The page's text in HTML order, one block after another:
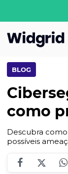
BLOG
como
Descubra
possíveis